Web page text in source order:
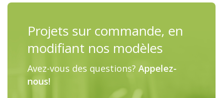
Projets sur commande, en
modifiant nos modèles
Avez-vous des questions? Appelez-
nous!